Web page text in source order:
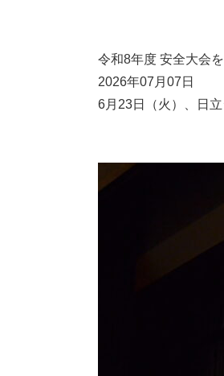
令和8年度 安全大会
2026年07月07日
6月23日（火）、日